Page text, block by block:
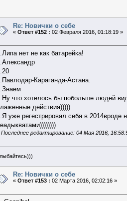
Re: Новички о себе
« Ответ #152 : 02 Февраля 2016, 01:18:19 »
нет не как батарейка!
Караганда-Астана.
что хотелось бы побольше людей
действия)))))
уже регестрировал себя в
Последнее редактирование: 04 Мая 2016,
Re: Новички о себе
« Ответ #153 : 02 Марта 2016, 02:02:16 »